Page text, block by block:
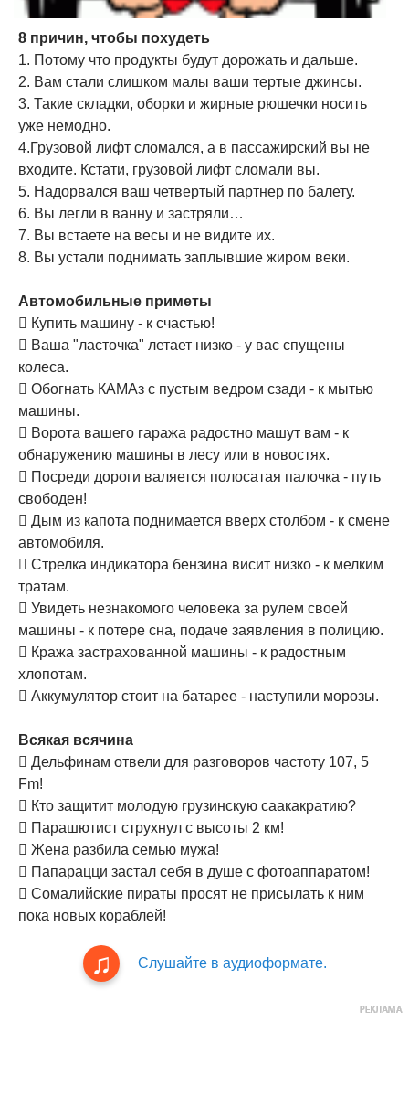
8 причин, чтобы похудеть
1. Потому что продукты будут дорожать и дальше.
2. Вам стали слишком малы ваши тертые джинсы.
3. Такие складки, оборки и жирные рюшечки носить
уже немодно.
4.Грузовой лифт сломался, а в пассажирский вы не
входите. Кстати, грузовой лифт сломали вы.
5. Надорвался ваш четвертый партнер по балету.
6. Вы легли в ванну и застряли…
7. Вы встаете на весы и не видите их.
8. Вы устали поднимать заплывшие жиром веки.
Автомобильные приметы
 Купить машину - к счастью!
 Ваша "ласточка" летает низко - у вас спущены
колеса.
 Обогнать КАМАз с пустым ведром сзади - к мытью
машины.
 Ворота вашего гаража радостно машут вам - к
обнаружению машины в лесу или в новостях.
 Посреди дороги валяется полосатая палочка - путь
свободен!
 Дым из капота поднимается вверх столбом - к смене
автомобиля.
 Стрелка индикатора бензина висит низко - к мелким
тратам.
 Увидеть незнакомого человека за рулем своей
машины - к потере сна, подаче заявления в полицию.
 Кража застрахованной машины - к радостным
хлопотам.
 Аккумулятор стоит на батарее - наступили морозы.
Всякая всячина
 Дельфинам отвели для разговоров частоту 107, 5
Fm!
 Кто защитит молодую грузинскую саакакратию?
 Парашютист струхнул с высоты 2 км!
 Жена разбила семью мужа!
 Папарацци застал себя в душе с фотоаппаратом!
 Сомалийские пираты просят не присылать к ним
пока новых кораблей!
Слушайте в аудиоформате.